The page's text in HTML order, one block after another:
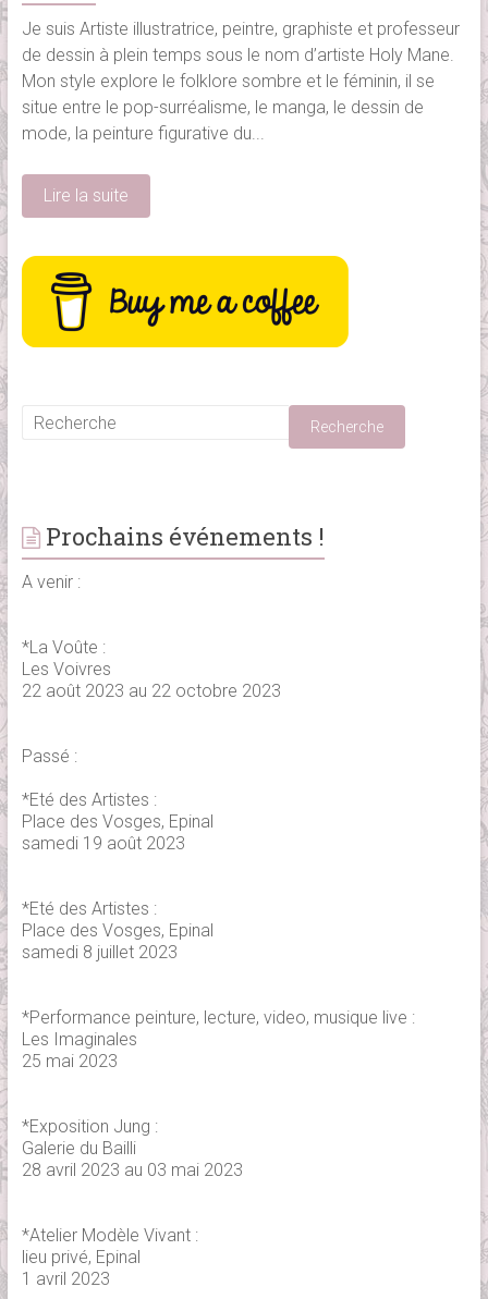
Je suis Artiste illustratrice, peintre, graphiste et professeur
de dessin à plein temps sous le nom d’artiste Holy Mane.
Mon style explore le folklore sombre et le féminin, il se
situe entre le pop-surréalisme, le manga, le dessin de
mode, la peinture figurative du...
Lire la suite
Prochains événements !
A venir :
*La Voûte :
Les Voivres
22 août 2023 au 22 octobre 2023
Passé :
*Eté des Artistes :
Place des Vosges, Epinal
samedi 19 août 2023
*Eté des Artistes :
Place des Vosges, Epinal
samedi 8 juillet 2023
*Performance peinture, lecture, video, musique live :
Les Imaginales
25 mai 2023
*Exposition Jung :
Galerie du Bailli
28 avril 2023 au 03 mai 2023
*Atelier Modèle Vivant :
lieu privé, Epinal
1 avril 2023